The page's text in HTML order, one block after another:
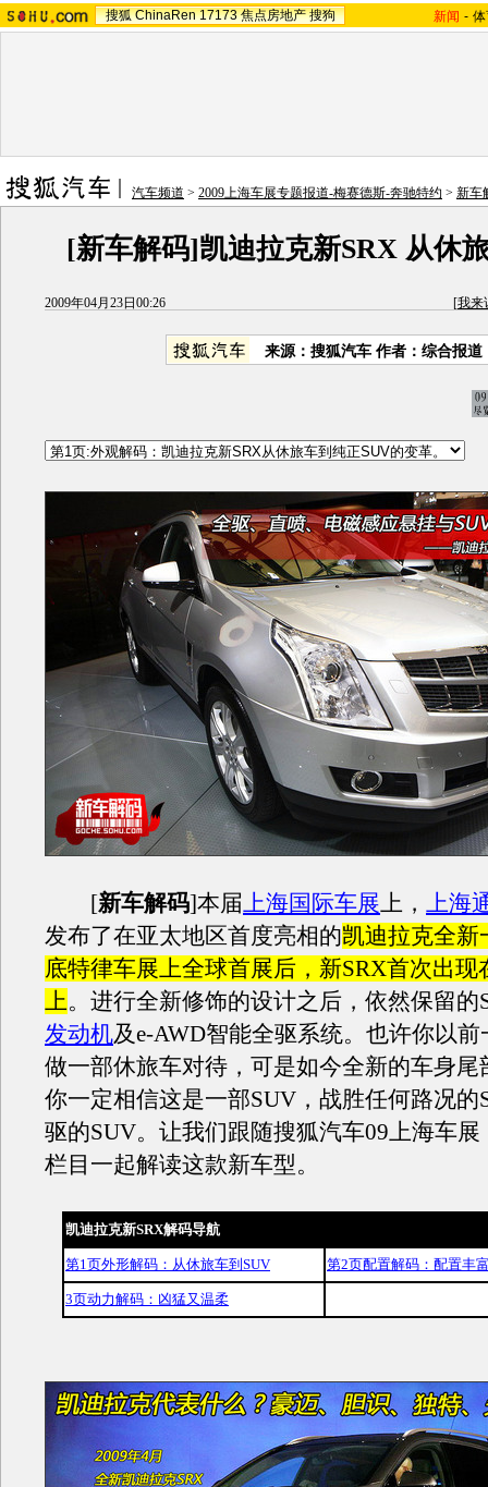
搜狐 ChinaRen 17173 焦点房地产 搜狗 新闻 -
汽车频道 > 2009上海车展专题报道-梅赛德斯-奔驰特约 > 新车
[新车解码]凯迪拉克新SRX 从休
2009年04月23日00:26 [我来
来源：搜狐汽车 作者：综合报道
[新车解码]本届上海国际车展上 ， 上海
发布了在亚太地区首度亮相的凯迪拉克全新
底特律车展上全球首展后，新SRX首次出现
上。进行全新修饰的设计之后，依然保留的
发动机及e-AWD智能全驱系统。也许你以前
做一部休旅车对待，可是如今全新的车身尾
你一定相信这是一部SUV，战胜任何路况的
驱的SUV。让我们跟随搜狐汽车09上海车
栏目一起解读这款新车型。
凯迪拉克新SRX解码导航
第1页外形解码：从休旅车到SUV 第2页配置解码：配置丰
3页动力解码：凶猛又温柔